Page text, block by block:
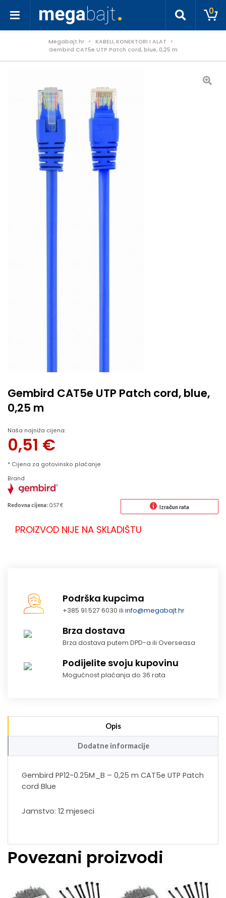
0
Megabajt.hr
KABELI, KONEKTORI I ALAT
Gembird CAT5e UTP Patch cord, blue, 0,25 m
Gembird CAT5e UTP Patch cord, blue,
0,25 m
Naša najniža cijena:
0,51 €
* Cijena za gotovinsko plaćanje
Brand
Redovna cijena: 0.57 € Izračun rata
PROIZVOD NIJE NA SKLADIŠTU
Podrška kupcima
+385 91 527 6030 iliinfo@megabajt.hr
Brza dostava
Brza dostava putem DPD-a ili Overseasa
Podijelite svoju kupovinu
Mogućnost plaćanja do 36 rata
Opis
Dodatne informacije
Gembird PP12-0.25M_B – 0,25 m CAT5e UTP Patch
cord Blue
Jamstvo: 12 mjeseci
Povezani proizvodi